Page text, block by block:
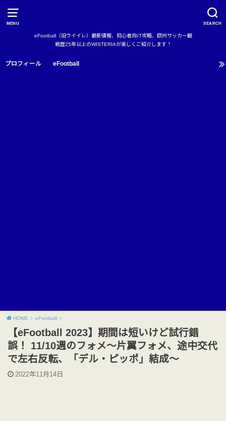
MENU SEARCH
eFootball（旧ウイイレ）最新情報、初心者向け攻略、欧州サッカー観
戦歴25年以上のWISTERIAが楽しくご紹介します！
プロフィール eFootball
HOME eFootball
【eFootball 2023】期間は短いけど試行錯
誤！ 11/10週のフォメ〜片翼フォメ、途中交代
で左右反転、「デル・ピッポ」結成〜
2022年11月14日